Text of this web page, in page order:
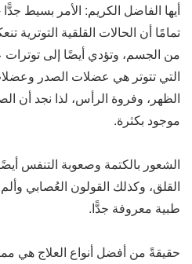
أيها الفاضل الكريم: الأمر بسيط
تمامًا أن الحالات القلقية التوترية
من الجسم، وتؤدي أيضًا إلى
التي تتوتر هي عضلات الصدر
الظهر، وفروة الرأس، لذا نجد أن
موجود بكثرة.
الشعور بالكتمة وصعوبة التنفس
القلق، وكذلك القولون العُصابي
طبية معروفة جدًّا.
حقيقةً من أفضل أنواع العلاج هي